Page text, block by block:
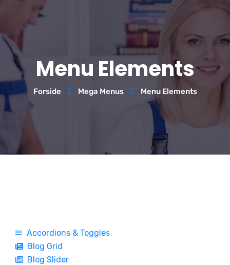
Menu Elements
Forside Mega Menus Menu Elements
Accordions & Toggles
Blog Grid
Blog Slider